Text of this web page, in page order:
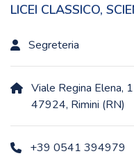
LICEI CLASSICO,
Segreteria
Viale Regina Elena,
47924, Rimini (RN)
+39 0541 394979